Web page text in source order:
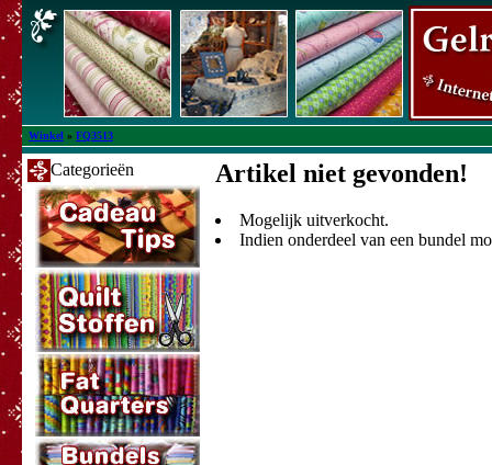
Winkel » FQ3513
Categorieën Artikel niet gevonden!
Mogelijk uitverkocht.
Indien onderdeel van een bundel